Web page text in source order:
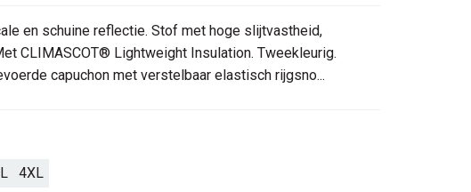
en schuine reflectie. Stof met hoge slijtvastheid,
CLIMASCOT® Lightweight Insulation. Tweekleurig.
capuchon met verstelbaar elastisch rijgsno...
4XL